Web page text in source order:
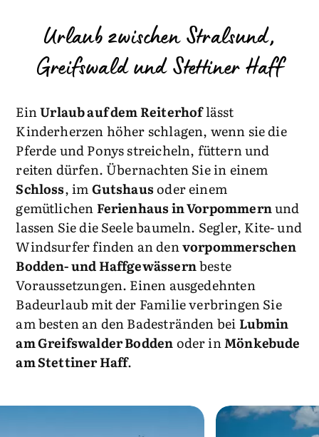
Urlaub zwischen Stralsund,
Greifswald und Stettiner Haff
EinUrlaub auf dem Reiterhoflässt
Kinderherzen höher schlagen, wenn sie die
Pferde und Ponys streicheln, füttern und
reiten dürfen. Übernachten Sie in einem
Schloss, imGutshausoder einem
gemütlichen Ferienhaus in Vorpommernund
lassen Sie die Seele baumeln. Segler, Kite- und
Windsurfer finden an denvorpommerschen
Bodden- und Haffgewässernbeste
Voraussetzungen. Einen ausgedehnten
Badeurlaub mit der Familie verbringen Sie
am besten an den Badestränden bei Lubmin
am Greifswalder Boddenoder inMönkebude
am Stettiner Haff.